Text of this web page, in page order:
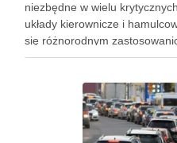
niezbędne w wielu
układy kierownicze i
się różnorodnym
analizując ich kluczowe role i